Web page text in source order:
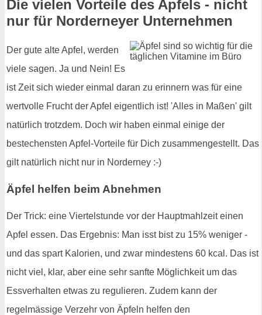
Die vielen Vorteile des Apfels - nicht
nur für Norderneyer Unternehmen
Der gute alte Apfel, werden
viele sagen. Ja und Nein! Es
ist Zeit sich wieder einmal daran zu erinnern was für eine
wertvolle Frucht der Apfel eigentlich ist! 'Alles in Maßen' gilt
natürlich trotzdem. Doch wir haben einmal einige der
bestechensten Apfel-Vorteile für Dich zusammengestellt. Das
gilt natürlich nicht nur in Norderney :-)
Äpfel helfen beim Abnehmen
Der Trick: eine Viertelstunde vor der Hauptmahlzeit einen
Apfel essen. Das Ergebnis: Man isst bist zu 15% weniger -
und das spart Kalorien, und zwar mindestens 60 kcal. Das ist
nicht viel, klar, aber eine sehr sanfte Möglichkeit um das
Essverhalten etwas zu regulieren. Zudem kann der
regelmässige Verzehr von Äpfeln helfen den